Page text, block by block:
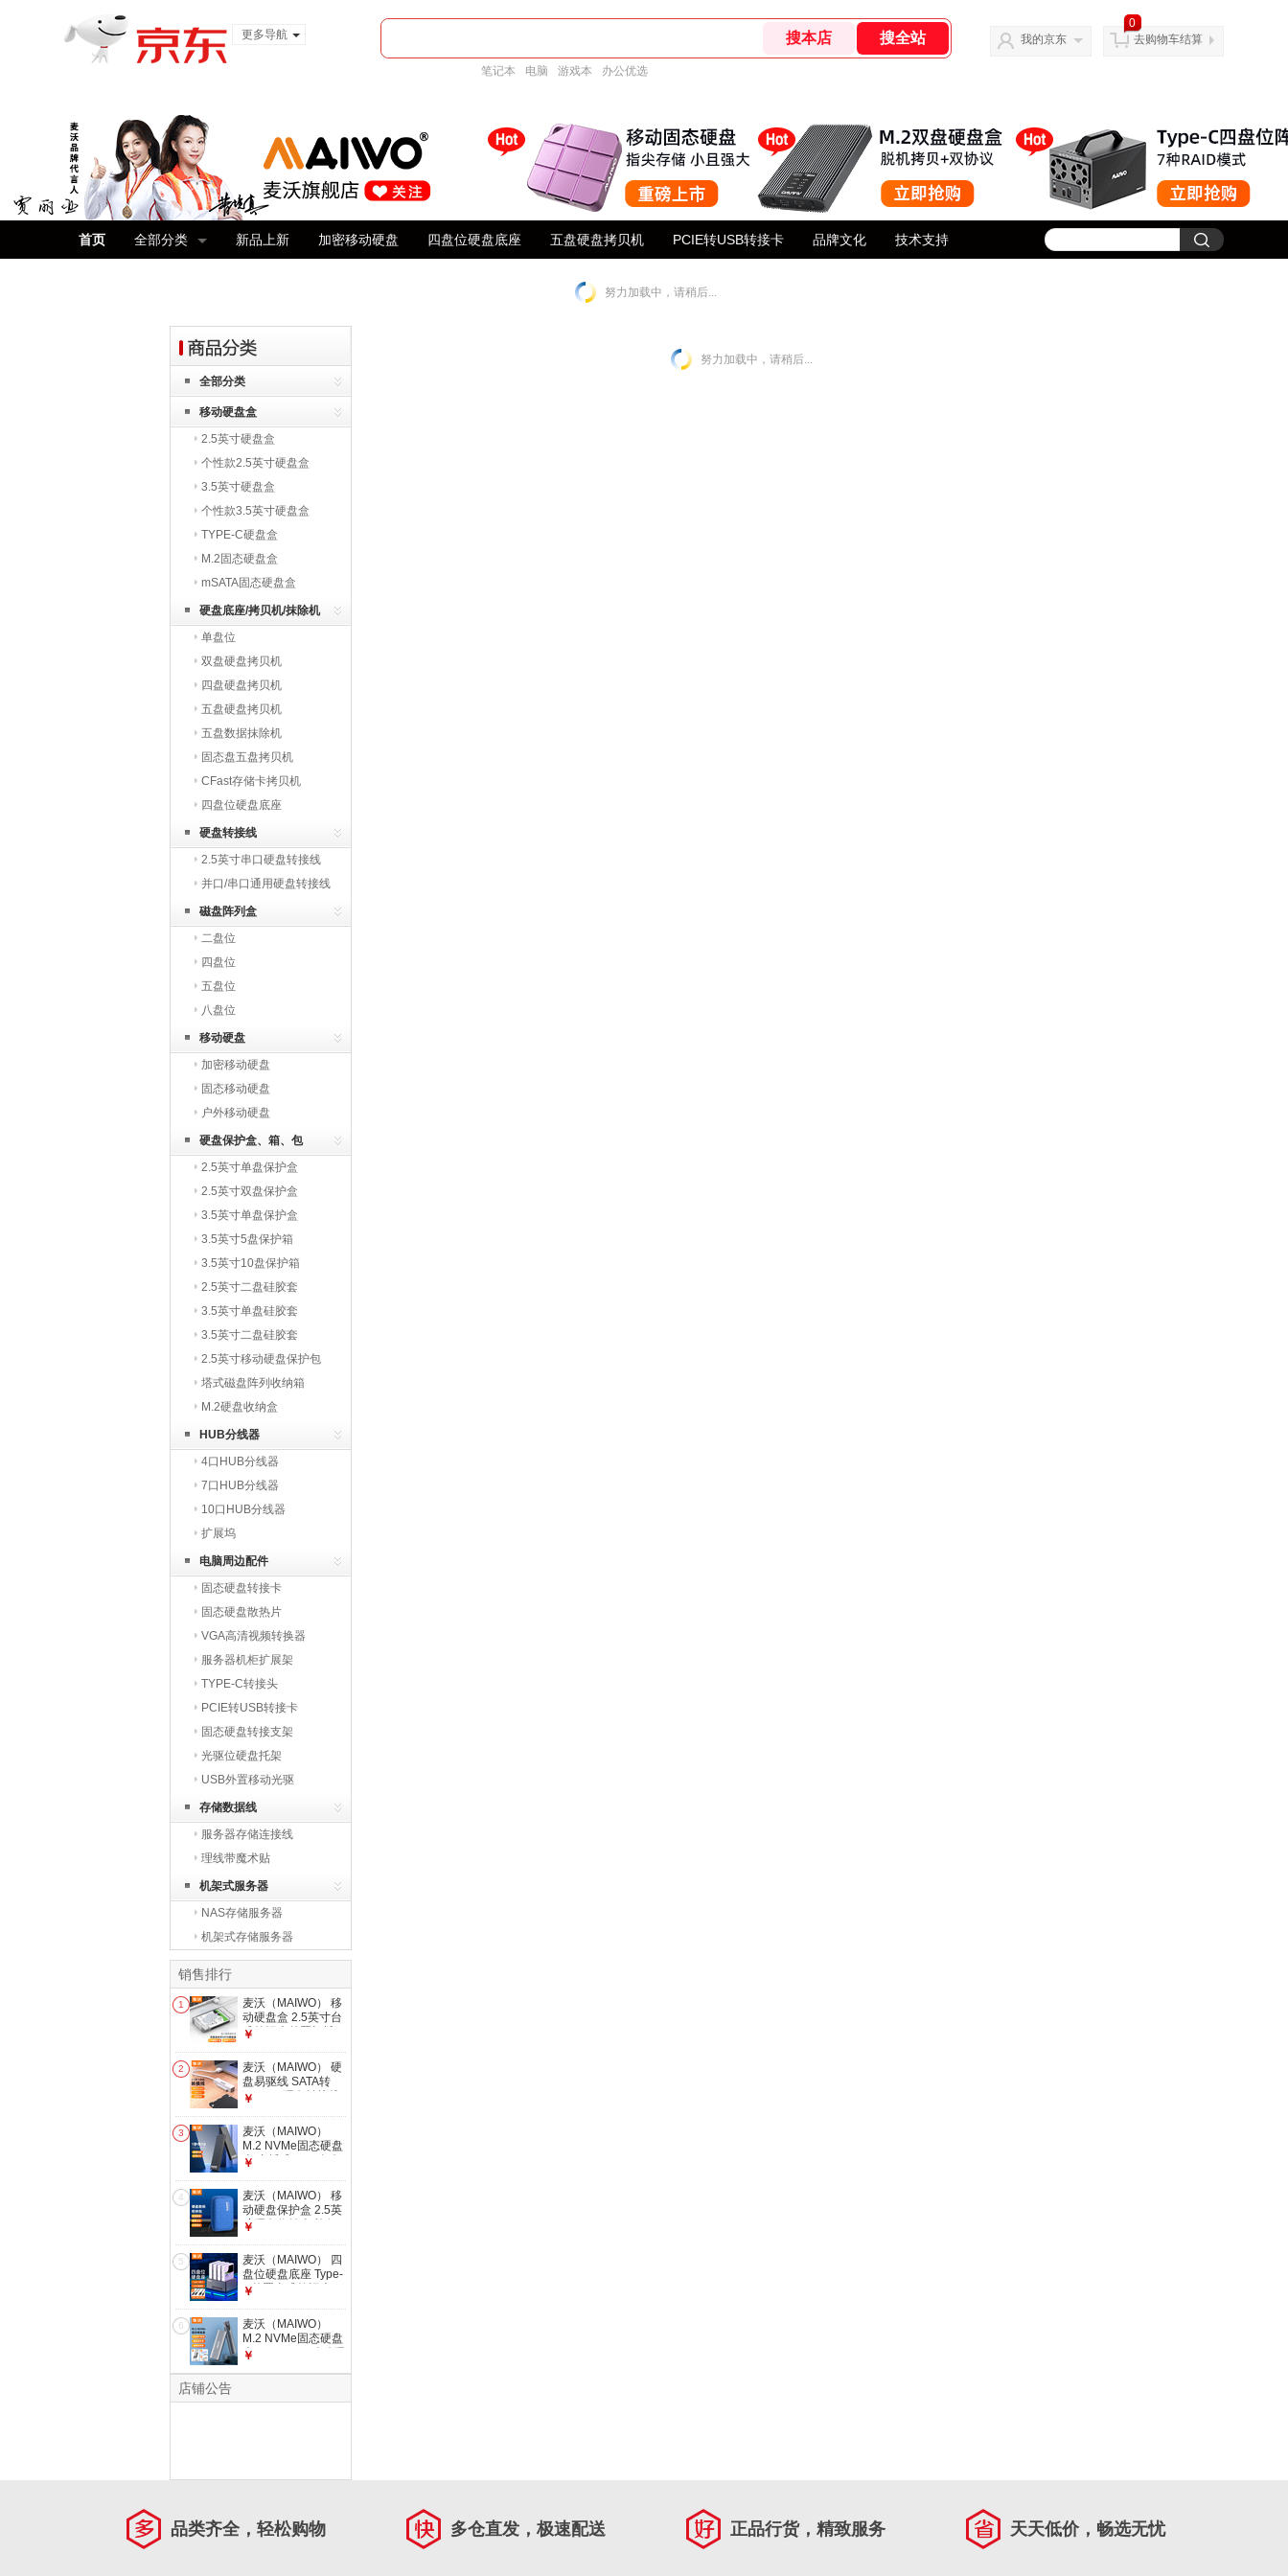
更多导航
笔记本 电脑 游戏本 办公优选
我的京东
0
去购物车结算
首页 全部分类 新品上新 加密移动硬盘 四盘位硬盘底座 五盘硬盘拷贝机 PCIE转USB转接卡 品牌文化 技术支持
努力加载中，请稍后...
全部分类
移动硬盘盒
2.5英寸硬盘盒
个性款2.5英寸硬盘盒
3.5英寸硬盘盒
个性款3.5英寸硬盘盒
TYPE-C硬盘盒
M.2固态硬盘盒
mSATA固态硬盘盒
硬盘底座/拷贝机/抹除机
单盘位
双盘硬盘拷贝机
四盘硬盘拷贝机
五盘硬盘拷贝机
五盘数据抹除机
固态盘五盘拷贝机
CFast存储卡拷贝机
四盘位硬盘底座
硬盘转接线
2.5英寸串口硬盘转接线
并口/串口通用硬盘转接线
磁盘阵列盒
二盘位
四盘位
五盘位
八盘位
移动硬盘
加密移动硬盘
固态移动硬盘
户外移动硬盘
硬盘保护盒、箱、包
2.5英寸单盘保护盒
2.5英寸双盘保护盒
3.5英寸单盘保护盒
3.5英寸5盘保护箱
3.5英寸10盘保护箱
2.5英寸二盘硅胶套
3.5英寸单盘硅胶套
3.5英寸二盘硅胶套
2.5英寸移动硬盘保护包
塔式磁盘阵列收纳箱
M.2硬盘收纳盒
HUB分线器
4口HUB分线器
7口HUB分线器
10口HUB分线器
扩展坞
电脑周边配件
固态硬盘转接卡
固态硬盘散热片
VGA高清视频转换器
服务器机柜扩展架
TYPE-C转接头
PCIE转USB转接卡
固态硬盘转接支架
光驱位硬盘托架
USB外置移动光驱
存储数据线
服务器存储连接线
理线带魔术贴
机架式服务器
NAS存储服务器
机架式存储服务器
销售排行
1
麦沃（MAIWO） 移
动硬盘盒 2.5英寸台
式笔记本外置机械
硬盘盒 5Gbps传输
【USB3.0】2.5英寸
硬盘盒-白色
￥
2
麦沃（MAIWO） 硬
盘易驱线 SATA转
USB3.0硬盘转接线
串口硬盘数据转接线
易驱线K104A
USB3.0硬盘转接线
白色 K104A
￥
3
麦沃（MAIWO）
M.2 NVMe固态硬盘
盒 直插式SSD移动
盘盒10Gbps传输
K1688P
￥
4
麦沃（MAIWO） 移
动硬盘保护盒 2.5英
寸硬盘收纳盒 旅行
机耳机数据线移动电
源收纳包 2.5英寸多
功能收纳包 KT02-S
蓝色
￥
5
麦沃（MAIWO） 四
盘位硬盘底座 Type-
C外置台式笔记本
械固态硬盘盒子 四
盘硬盘座Type-C接
口-K3084C
￥
6
麦沃（MAIWO）
M.2 NVMe固态硬盘
盒 Type-C3.1移动硬
￥
店铺公告
努力加载中，请稍后...
品类齐全，轻松购物 多仓直发，极速配送 正品行货，精致服务 天天低价，畅选无忧